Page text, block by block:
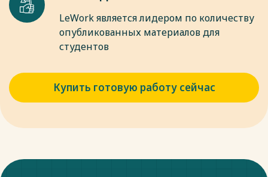
LeWork является лидером по количеству
опубликованных материалов для
студентов
Купить готовую работу сейчас